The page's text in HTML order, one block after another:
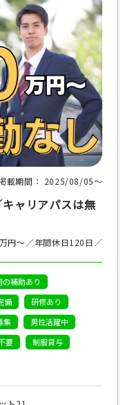
載期間： 2025/08/05〜
ャリアパスは無
円～／年間休日120日／
の補助あり
備
研修あり
集
男性活躍中
要
制服貸与